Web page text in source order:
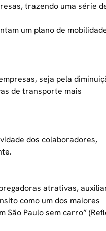
trazendo uma série
um plano de
seja pela
de transporte mais
dos colaboradores,
atrativas,
como um dos maiores
São Paulo sem carro”